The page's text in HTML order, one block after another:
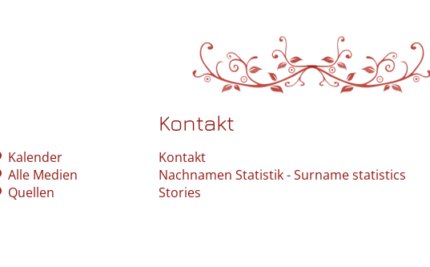
Kalender
Alle Medien
Quellen
Kontakt
Kontakt
Nachnamen Statistik - Surname statistics
Stories